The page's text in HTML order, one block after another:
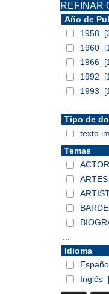
REFINAR
Año de
1958
1960
1966
1992
1993
Tipo de
texto
Temas
ACTOR
Idioma
Inglés